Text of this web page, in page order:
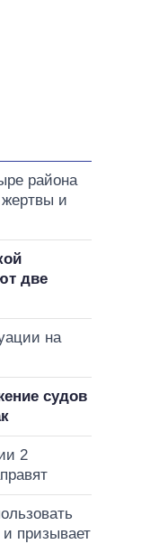
района
и
две
на
судов
2
призывает